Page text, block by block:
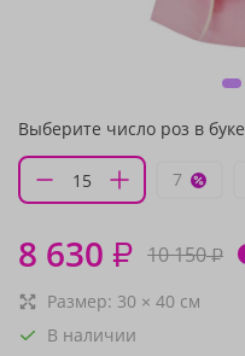
Выберите число роз в
7
8 630 ₽ 10 150₽
Размер: 30 × 40 см
В наличии